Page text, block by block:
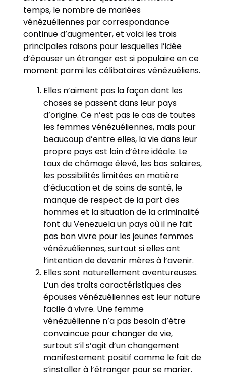
temps, le nombre de mariées
vénézuéliennes par correspondance
continue d’augmenter, et voici les trois
principales raisons pour lesquelles l’idée
d’épouser un étranger est si populaire en ce
moment parmi les célibataires vénézuéliens.
Elles n’aiment pas la façon dont les
choses se passent dans leur pays
d’origine. Ce n’est pas le cas de toutes
les femmes vénézuéliennes, mais pour
beaucoup d’entre elles, la vie dans leur
propre pays est loin d’être idéale. Le
taux de chômage élevé, les bas salaires,
les possibilités limitées en matière
d’éducation et de soins de santé, le
manque de respect de la part des
hommes et la situation de la criminalité
font du Venezuela un pays où il ne fait
pas bon vivre pour les jeunes femmes
vénézuéliennes, surtout si elles ont
l’intention de devenir mères à l’avenir.
Elles sont naturellement aventureuses.
L’un des traits caractéristiques des
épouses vénézuéliennes est leur nature
facile à vivre. Une femme
vénézuélienne n’a pas besoin d’être
convaincue pour changer de vie,
surtout s’il s’agit d’un changement
manifestement positif comme le fait de
s’installer à l’étranger pour se marier.